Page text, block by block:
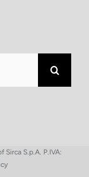
S.p.A. P.IVA: